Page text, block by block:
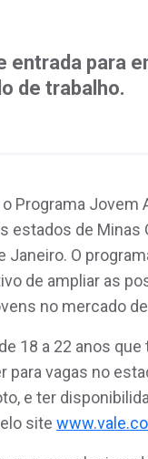
entrada para
de trabalho.
Programa Jovem
de Minas
Janeiro. O
de ampliar as
no mercado
18 a 22 anos
para vagas no
e ter
site